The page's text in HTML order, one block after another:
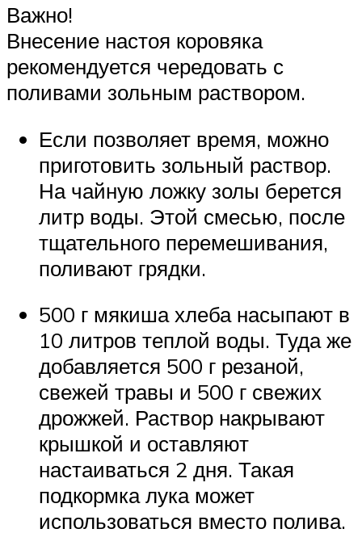
Важно!
Внесение настоя коровяка
рекомендуется чередовать с
поливами зольным раствором.
Если позволяет время, можно
приготовить зольный раствор.
На чайную ложку золы берется
литр воды. Этой смесью, после
тщательного перемешивания,
поливают грядки.
500 г мякиша хлеба насыпают в
10 литров теплой воды. Туда же
добавляется 500 г резаной,
свежей травы и 500 г свежих
дрожжей. Раствор накрывают
крышкой и оставляют
настаиваться 2 дня. Такая
подкормка лука может
использоваться вместо полива.